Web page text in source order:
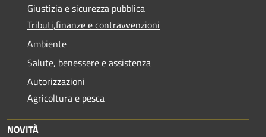
Giustizia e sicurezza pubblica
Tributi,finanze e contravvenzioni
Ambiente
Salute, benessere e assistenza
Autorizzazioni
Agricoltura e pesca
NOVITÀ